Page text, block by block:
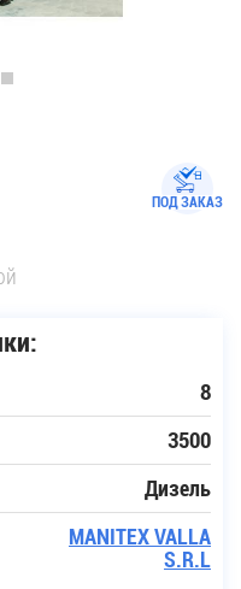
8
3500
Дизель
MANITEX VALLA
S.R.L
ПОД ЗАКАЗ